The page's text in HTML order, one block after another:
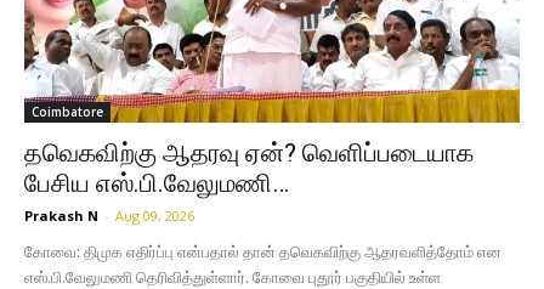
Coimbatore
தவெகவிற்கு ஆதரவு ஏன்? வெளிப்படையாக
பேசிய எஸ்.பி.வேலுமணி…
Prakash N - Aug 09, 2026
கோவை: திமுக எதிர்ப்பு என்பதால் தான் தவெகவிற்கு ஆதரவளித்தோம் என
எஸ்.பி.வேலுமணி தெரிவித்துள்ளார். கோவை புதூர் பகுதியில் உள்ள